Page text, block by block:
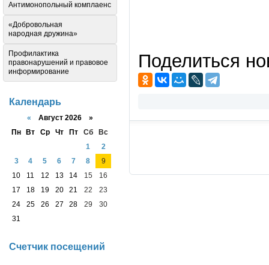
Поделиться
Антимонопольный комплаенс
«Добровольная
народная дружина»
Профилактика
правонарушений и правовое
информирование
Календарь
« Август 2026 »
Пн
Вт Ср Чт Пт Сб
Вс
1
2
3
4 5 6 7 8
9
10
11 12 13 14 15
16
17
18 19 20 21 22
23
24
25 26 27 28 29
30
31
Счетчик посещений